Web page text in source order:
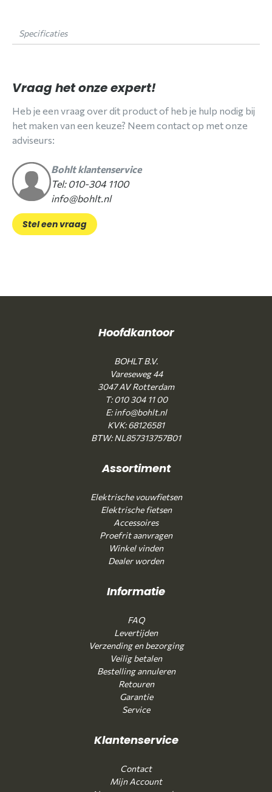
Specificaties
Vraag het onze expert!
Heb je een vraag over dit product of heb je hulp nodig bij
het maken van een keuze? Neem contact op met onze
adviseurs:
Bohlt klantenservice
Tel: 010-304 1100
info@bohlt.nl
Stel een vraag
Hoofdkantoor
BOHLT B.V.
Vareseweg 44
3047 AV Rotterdam
T: 010 304 11 00
E: info@bohlt.nl
KVK: 68126581
BTW: NL857313757B01
Assortiment
Elektrische vouwfietsen
Elektrische fietsen
Accessoires
Proefrit aanvragen
Winkel vinden
Dealer worden
Informatie
FAQ
Levertijden
Verzending en bezorging
Veilig betalen
Bestelling annuleren
Retouren
Garantie
Service
Klantenservice
Contact
Mijn Account